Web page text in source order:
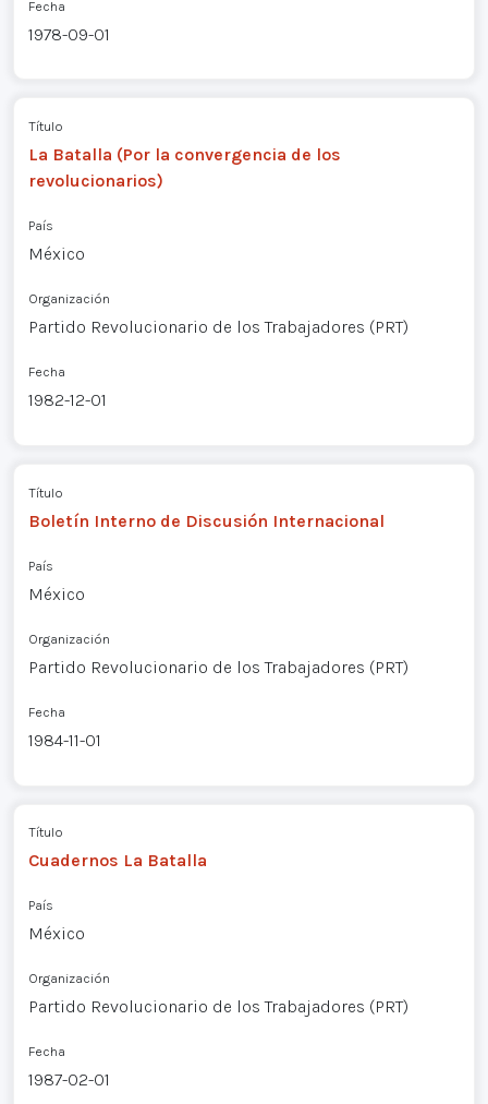
Fecha
1978-09-01
Título
La Batalla (Por la convergencia de los
revolucionarios)
País
México
Organización
Partido Revolucionario de los Trabajadores (PRT)
Fecha
1982-12-01
Título
Boletín Interno de Discusión Internacional
País
México
Organización
Partido Revolucionario de los Trabajadores (PRT)
Fecha
1984-11-01
Título
Cuadernos La Batalla
País
México
Organización
Partido Revolucionario de los Trabajadores (PRT)
Fecha
1987-02-01